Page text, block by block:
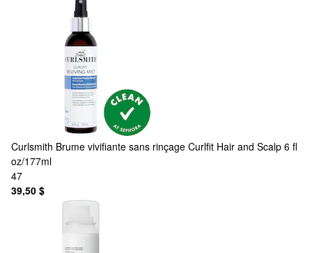
Curlsmith Brume vivifiante sans rinçage Curlfit Hair and Scalp 6 fl
oz/177ml
47
39,50 $